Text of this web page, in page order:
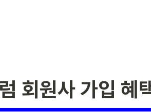
회원사 가입 혜